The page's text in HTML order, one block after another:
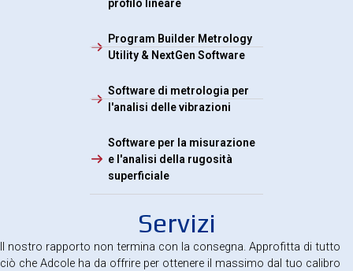
profilo lineare
Program Builder Metrology
Utility & NextGen Software
Software di metrologia per
l'analisi delle vibrazioni
Software per la misurazione
e l'analisi della rugosità
superficiale
Servizi
Il nostro rapporto non termina con la consegna. Approfitta di tutto
ciò che Adcole ha da offrire per ottenere il massimo dal tuo calibro